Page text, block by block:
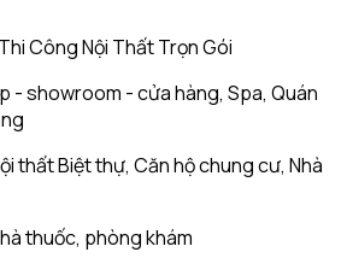
Công Nội Thất Trọn Gói
- showroom - cửa hàng, Spa, Quán
thất Biệt thự, Căn hộ chung cư, Nhà
thuốc, phòng khám